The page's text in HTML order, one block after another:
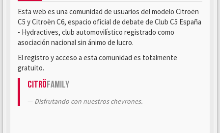
Esta web es una comunidad de usuarios del modelo Citroën
C5 y Citroën C6, espacio oficial de debate de Club C5 España
- Hydractives, club automovilístico registrado como
asociación nacional sin ánimo de lucro.
El registro y acceso a esta comunidad es totalmente
gratuito.
CitröFamily
Disfrutando con nuestros chevrones.